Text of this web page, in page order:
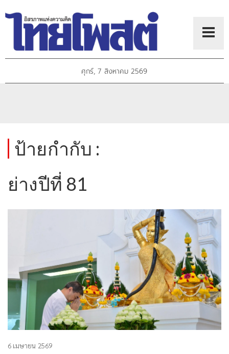
ศุกร์, 7 สิงหาคม 2569
ป้ายกำกับ :
ย่างปีที่ 81
6 เมษายน 2569